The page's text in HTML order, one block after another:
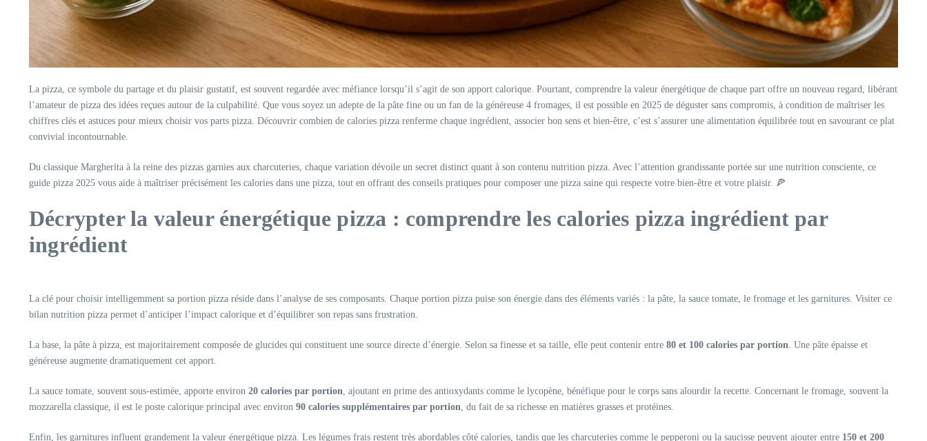
La pizza, ce symbole du partage et du plaisir gustatif, est souvent regardée avec méfiance lorsqu’il s’agit de son apport calorique. Pourtant, comprendre la valeur énergétique de chaque part offre un nouveau regard, libérant
l’amateur de pizza des idées reçues autour de la culpabilité. Que vous soyez un adepte de la pâte fine ou un fan de la généreuse 4 fromages, il est possible en 2025 de déguster sans compromis, à condition de maîtriser les
chiffres clés et astuces pour mieux choisir vos parts pizza. Découvrir combien de calories pizza renferme chaque ingrédient, associer bon sens et bien-être, c’est s’assurer une alimentation équilibrée tout en savourant ce plat
convivial incontournable.
Du classique Margherita à la reine des pizzas garnies aux charcuteries, chaque variation dévoile un secret distinct quant à son contenu nutrition pizza. Avec l’attention grandissante portée sur une nutrition consciente, ce
guide pizza 2025 vous aide à maîtriser précisément les calories dans une pizza, tout en offrant des conseils pratiques pour composer une pizza saine qui respecte votre bien-être et votre plaisir. 🍕
Décrypter la valeur énergétique pizza : comprendre les calories pizza ingrédient par
ingrédient
La clé pour choisir intelligemment sa portion pizza réside dans l’analyse de ses composants. Chaque portion pizza puise son énergie dans des éléments variés : la pâte, la sauce tomate, le fromage et les garnitures. Visiter ce
bilan nutrition pizza permet d’anticiper l’impact calorique et d’équilibrer son repas sans frustration.
La base, la pâte à pizza, est majoritairement composée de glucides qui constituent une source directe d’énergie. Selon sa finesse et sa taille, elle peut contenir entre 80 et 100 calories par portion. Une pâte épaisse et
généreuse augmente dramatiquement cet apport.
La sauce tomate, souvent sous-estimée, apporte environ 20 calories par portion, ajoutant en prime des antioxydants comme le lycopène, bénéfique pour le corps sans alourdir la recette. Concernant le fromage, souvent la
mozzarella classique, il est le poste calorique principal avec environ 90 calories supplémentaires par portion, du fait de sa richesse en matières grasses et protéines.
Enfin, les garnitures influent grandement la valeur énergétique pizza. Les légumes frais restent très abordables côté calories, tandis que les charcuteries comme le pepperoni ou la saucisse peuvent ajouter entre 150 et 200